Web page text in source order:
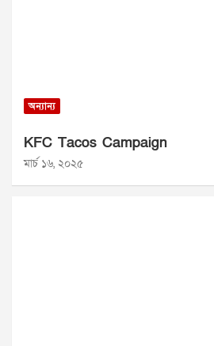
অন্যান্য
KFC Tacos Campaign
মার্চ ১৬, ২০২৫